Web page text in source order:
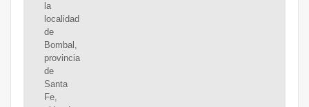
la
localidad
de
Bombal,
provincia
de
Santa
Fe,